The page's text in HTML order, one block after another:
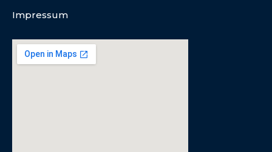
Impressum